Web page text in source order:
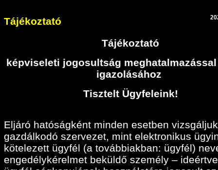
Tájékoztató
Tájékoztató
képviseleti jogosultság
igazolásához
Tisztelt Ügyfeleink!
Eljáró hatóságként minden esetben
gazdálkodó szervezet, mint elektronikus
kötelezett ügyfél (a továbbiakban: ügyfél)
engedélykérelmet beküldő személy –